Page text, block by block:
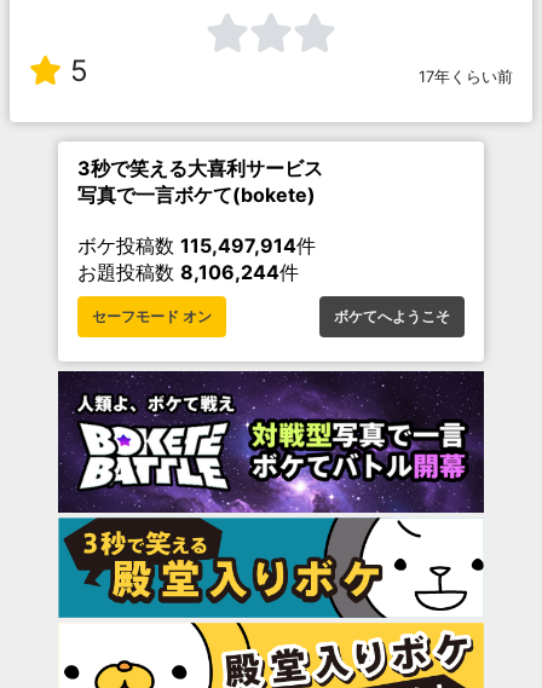
5 17年くらい前
3秒で笑える大喜利サービス
写真で一言ボケて(bokete)
ボケ投稿数 115,497,914件
お題投稿数 8,106,244件
セーフモード オン ボケてへようこそ